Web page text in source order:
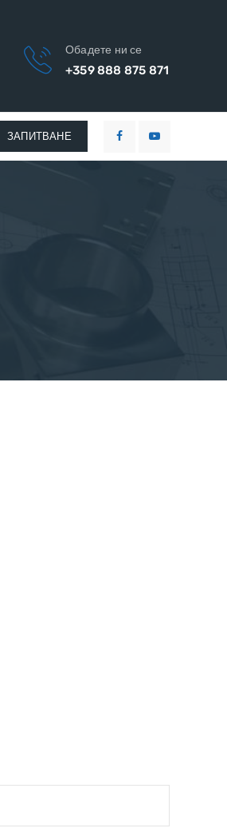
Обадете ни се
+359 888 875 871
ЗАПИТВАНЕ